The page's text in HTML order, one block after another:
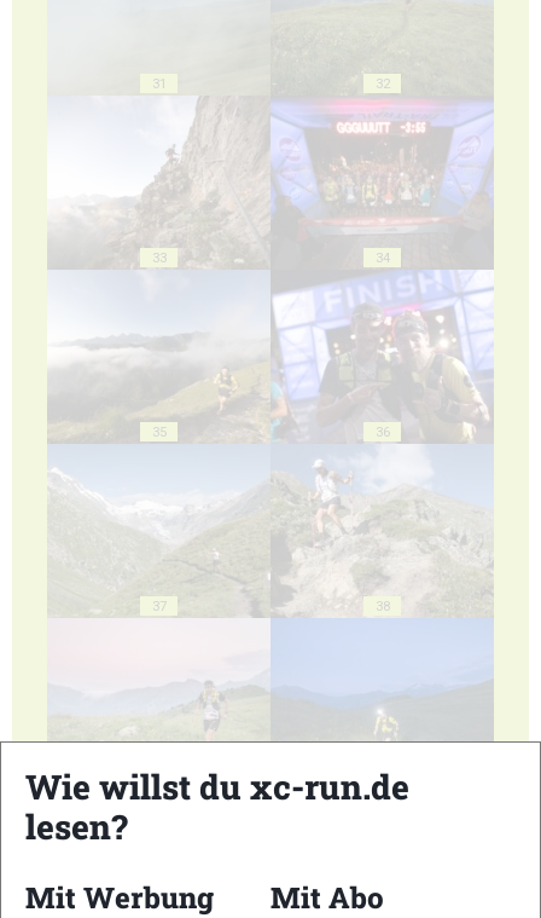
31 32
33 34
35 36
37 38
39 40
Wie willst du xc-run.de
lesen?
Mit Werbung
Mit Abo